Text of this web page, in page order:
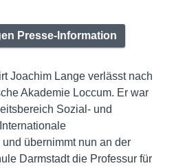
Presse-Information
Joachim Lange verlässt nach
Akademie Loccum. Er war
Sozial- und
übernimmt nun an der
Darmstadt die Professur für